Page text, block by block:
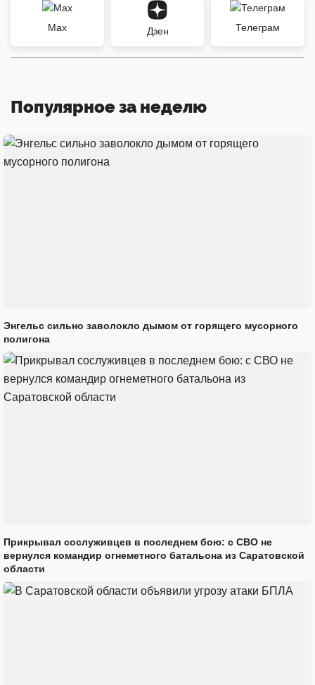
Max Дзен Телеграм
Популярное за неделю
Энгельс сильно заволокло дымом от горящего мусорного
полигона
Прикрывал сослуживцев в последнем бою: с СВО не
вернулся командир огнеметного батальона из Саратовской
области